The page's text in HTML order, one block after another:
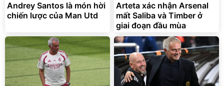
Andrey Santos là món hời
chiến lược của Man Utd
Arteta xác nhận Arsenal
mất Saliba và Timber ở
giai đoạn đầu mùa